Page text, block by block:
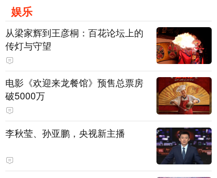
娱乐
从梁家辉到王彦桐：百花论坛上的
传灯与守望
电影《欢迎来龙餐馆》预售总票房
破5000万
李秋莹、孙亚鹏，央视新主播